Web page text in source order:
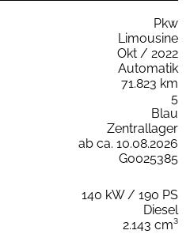
Pkw
Limousine
Okt / 2022
Automatik
71.823 km
5
Blau
Zentrallager
ab ca. 10.08.2026
G0025385
140 kW / 190 PS
Diesel
2.143 cm³